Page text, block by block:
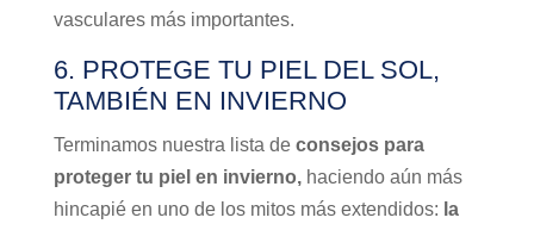
vasculares más importantes.
6. PROTEGE TU PIEL DEL SOL,
TAMBIÉN EN INVIERNO
Terminamos nuestra lista de consejos para
proteger tu piel en invierno,haciendo aún más
hincapié en uno de los mitos más extendidos: la